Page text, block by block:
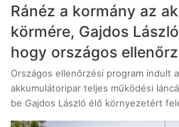
Ránéz a kormány az
körmére, Gajdos
hogy országos
Országos ellenőrzési program indult
akkumulátoripar teljes működési
be Gajdos László élő környezetért